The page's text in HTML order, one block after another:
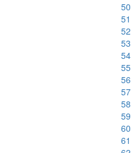
50
51
52
53
54
55
56
57
58
59
60
61